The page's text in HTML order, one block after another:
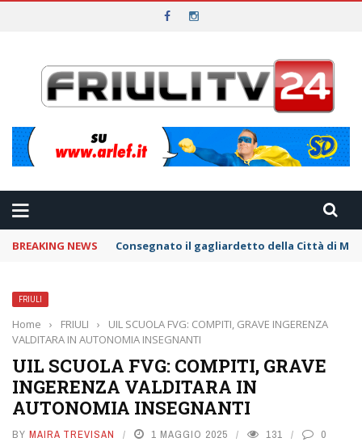
BREAKING NEWS Consegnato il gagliardetto della Città di
FRIULI
Home › FRIULI ›
UIL SCUOLA FVG: COMPITI, GRAVE INGERENZA
VALDITARA IN AUTONOMIA INSEGNANTI
UIL SCUOLA FVG: COMPITI, GRAVE
INGERENZA VALDITARA IN
AUTONOMIA INSEGNANTI
BY MAIRA TREVISAN 1 MAGGIO 2025 131 0